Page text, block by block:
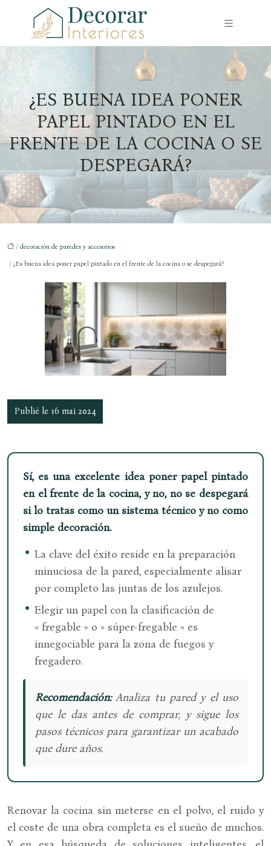
¿ES BUENA IDEA PONER
PAPEL PINTADO EN EL
FRENTE DE LA COCINA O SE
DESPEGARÁ?
/ decoración de paredes y accesorios
/ ¿Es buena idea poner papel pintado en el frente de la cocina o se despegará?
Publié le 16 mai 2024
Sí, es una excelente idea poner papel pintado
en el frente de la cocina, y no, no se despegará
si lo tratas como un sistema técnico y no como
simple decoración.
La clave del éxito reside en la preparación
minuciosa de la pared, especialmente alisar
por completo las juntas de los azulejos.
Elegir un papel con la clasificación de
« fregable » o « súper-fregable » es
innegociable para la zona de fuegos y
fregadero.
Recomendación:Analiza tu pared y el uso
que le das antes de comprar, y sigue los
pasos técnicos para garantizar un acabado
que dure años.
Renovar la cocina sin meterse en el polvo, el ruido y
el coste de una obra completa es el sueño de muchos.